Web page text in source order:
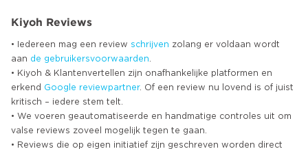
Kiyoh Reviews
• Iedereen mag een review schrijven zolang er voldaan wordt
aan de gebruikersvoorwaarden
• Kiyoh & Klantenvertellen zijn onafhankelijke platformen en
erkend Google reviewpartner. Of een review nu lovend is of juist
kritisch – iedere stem telt.
• We voeren geautomatiseerde en handmatige controles uit om
valse reviews zoveel mogelijk tegen te gaan.
• Reviews die op eigen initiatief zijn geschreven worden direct